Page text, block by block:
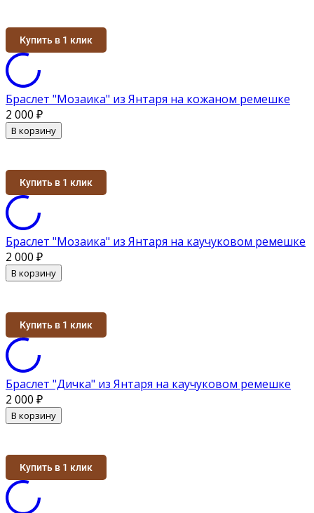
Купить в 1 клик
Браслет "Мозаика" из Янтаря на кожаном ремешке
2 000 ₽
В корзину
Купить в 1 клик
Браслет "Мозаика" из Янтаря на каучуковом ремешке
2 000 ₽
В корзину
Купить в 1 клик
Браслет "Дичка" из Янтаря на каучуковом ремешке
2 000 ₽
В корзину
Купить в 1 клик